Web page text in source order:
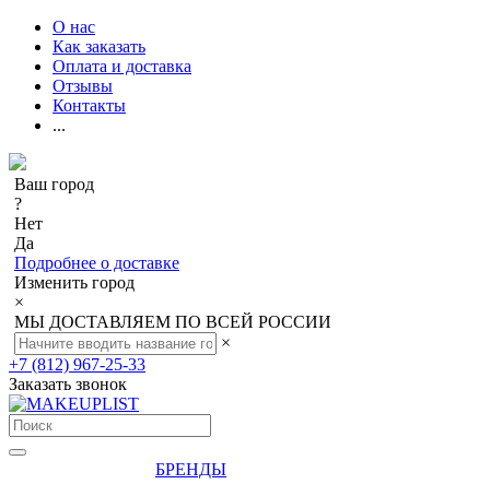
О нас
Как заказать
Оплата и доставка
Отзывы
Контакты
...
Ваш город
?
Нет
Да
Подробнее о доставке
Изменить город
×
МЫ ДОСТАВЛЯЕМ ПО ВСЕЙ РОССИИ
×
+7 (812) 967-25-33
Заказать звонок
БРЕНДЫ